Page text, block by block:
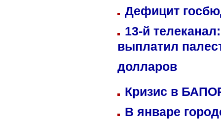
Дефицит
13-й
выплатил
долларов
Кризис в
В январе